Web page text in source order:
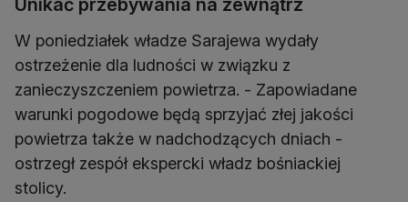
Unikać przebywania na zewnątrz
W poniedziałek władze Sarajewa wydały
ostrzeżenie dla ludności w związku z
zanieczyszczeniem powietrza. - Zapowiadane
warunki pogodowe będą sprzyjać złej jakości
powietrza także w nadchodzących dniach -
ostrzegł zespół ekspercki władz bośniackiej
stolicy.